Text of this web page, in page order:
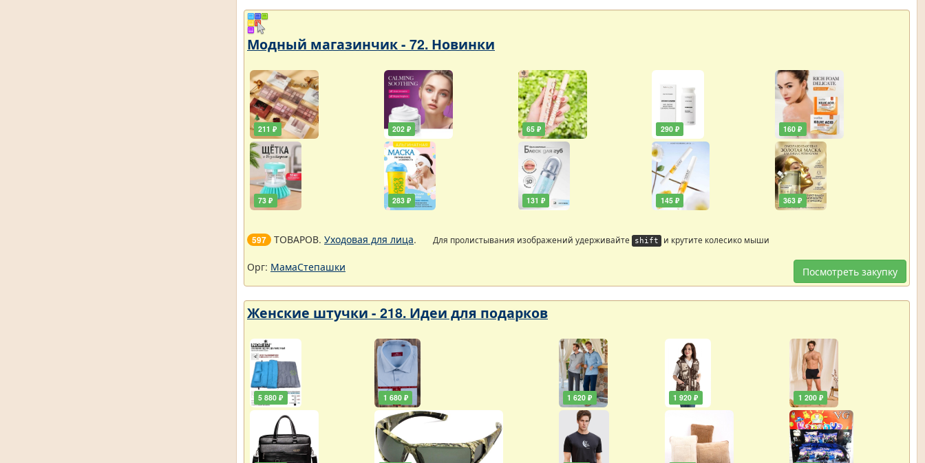
Модный магазинчик - 72. Новинки
211 ₽
73 ₽
202 ₽
283 ₽
65 ₽
131 ₽
290 ₽
145 ₽
160 ₽
363 ₽
597 ТОВАРОВ. Уходовая для лица. Для пролистывания изображений удерживайте shift и крутите колесико мыши
Посмотреть закупку
Орг: МамаСтепашки
Женские штучки - 218. Идеи для подарков
5 880 ₽ 1 680 ₽ 1 620 ₽ 1 920 ₽ 1 200 ₽